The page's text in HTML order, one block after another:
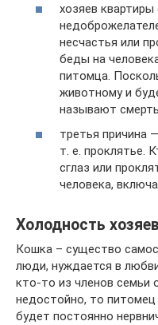
хозяев квартиры
несчастья или
беды на
питомца.
животному и
называют
третья причина
т. е. проклятье.
сглаз или
человека,
Холодность хозяев
Кошка – существо
люди, нуждается в
кто-то из членов семьи
недостойно, то
будет постоянно